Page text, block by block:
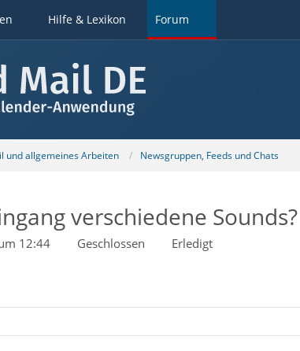
Hilfe & Lexikon Forum
und allgemeines Arbeiten Newsgruppen, Feeds und Chats
verschiedene Sounds?
12:44 Geschlossen Erledigt